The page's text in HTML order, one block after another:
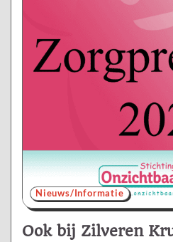
Nieuws/Informatie
Ook bij Zilveren